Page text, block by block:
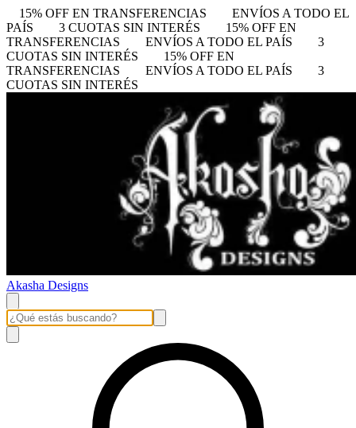
15% OFF EN TRANSFERENCIAS
ENVÍOS A TODO EL
PAÍS
3 CUOTAS SIN INTERÉS
15% OFF EN
TRANSFERENCIAS
ENVÍOS A TODO EL PAÍS
3
CUOTAS SIN INTERÉS
15% OFF EN
TRANSFERENCIAS
ENVÍOS A TODO EL PAÍS
3
CUOTAS SIN INTERÉS
Akasha Designs